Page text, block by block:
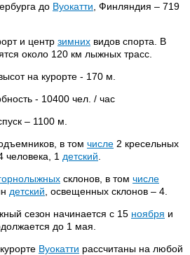
до Вуокатти , Финляндия – 719
и центр зимних видов спорта. В
около 120 км лыжных трасс.
на курорте - 170 м.
- 10400 чел. / час
– 1100 м.
в том числе 2 кресельных
человека, 1 детский
склонов, в том числе
детский , освещенных склонов – 4.
сезон начинается с 15 ноября и
до 1 мая.
Вуокатти рассчитаны на любой